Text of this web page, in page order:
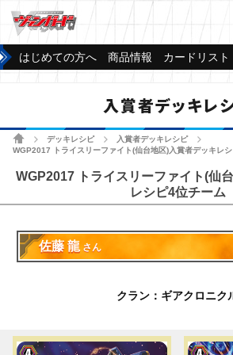
はじめての方へ 商品情報 カードリスト
入賞者デッキレ
ホームデッキレシピ 入賞者デッキレシピ
WGP2017 トライスリーファイト(仙台地区)入賞者デッキレ
WGP2017 トライスリーファイト(仙
レシピ4位チーム
佐藤 龍さん
クラン：ギアクロニク